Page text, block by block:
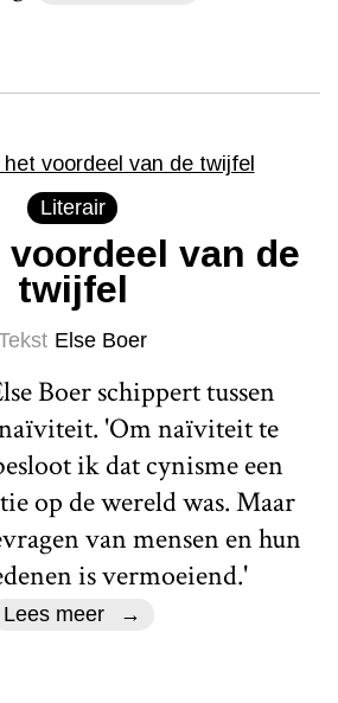
Literair
voordeel van de
twijfel
Else Boer
Boer schippert tussen
'Om naïviteit te
ik dat cynisme een
op de wereld was. Maar
van mensen en hun
is vermoeiend.'
Lees meer